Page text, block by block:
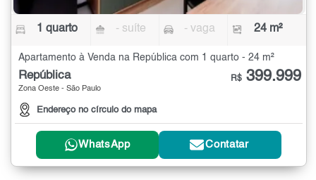
1 quarto - suíte - vaga 24 m²
Apartamento à Venda na República com 1 quarto - 24 m²
República
Zona Oeste - São Paulo
Endereço no círculo do mapa
R$ 399.999
WhatsApp Contatar